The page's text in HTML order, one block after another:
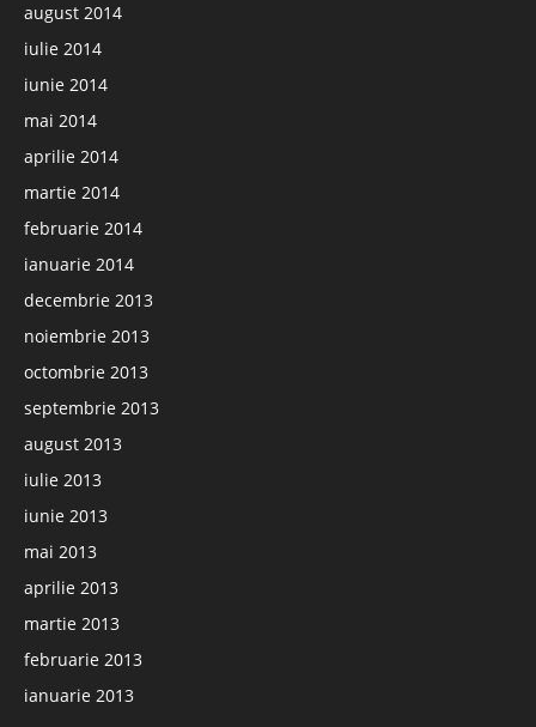
august 2014
iulie 2014
iunie 2014
mai 2014
aprilie 2014
martie 2014
februarie 2014
ianuarie 2014
decembrie 2013
noiembrie 2013
octombrie 2013
septembrie 2013
august 2013
iulie 2013
iunie 2013
mai 2013
aprilie 2013
martie 2013
februarie 2013
ianuarie 2013